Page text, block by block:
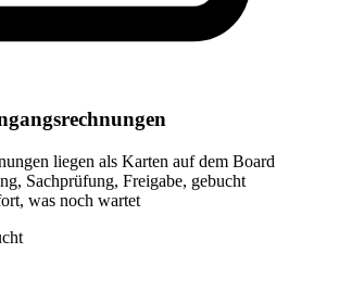
liegen als Karten auf dem Board
Sachprüfung, Freigabe, gebucht
was noch wartet